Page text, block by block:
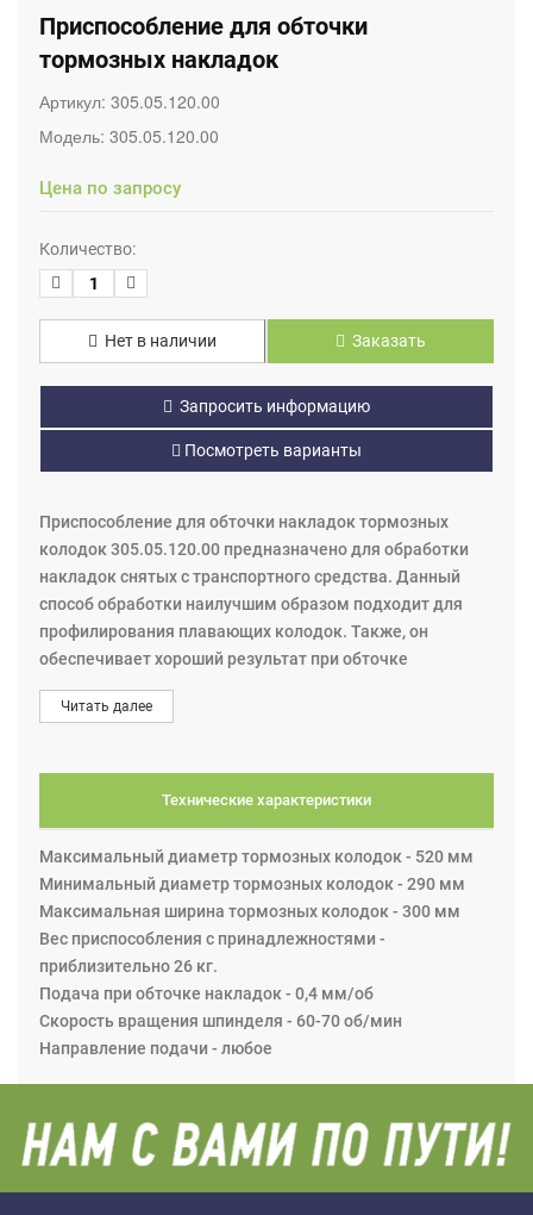
Приспособление для обточки
тормозных накладок
Артикул: 305.05.120.00
Модель: 305.05.120.00
Цена по запросу
Количество:
Нет в наличии Заказать
Запросить информацию
Посмотреть варианты
Приспособление для обточки накладок тормозных
колодок 305.05.120.00 предназначено для обработки
накладок снятых с транспортного средства. Данный
способ обработки наилучшим образом подходит для
профилирования плавающих колодок. Также, он
обеспечивает хороший результат при обточке
тормозных накладок, устанавливаемых на осях
Mercedes и MAN Truck (евро-оси).
на стенде, а затем на неё устанавливается комплект
тормозных колодок в сборе с накладками.
Комплект приспособления состоит из основной
планшайбы и комплекта крепежных принадлежностей.
Правила безопасности требуют использования
эффективной системы удаления пыли при проведении
такого рода работ. Особенно это касается обработки
тормозных накладок с содержанием асбеста.
Используемый пылеприемник должен соответствовать
всем необходимым требованиям.
Читать далее
Технические характеристики
Максимальный диаметр тормозных колодок - 520 мм
Минимальный диаметр тормозных колодок - 290 мм
Максимальная ширина тормозных колодок - 300 мм
Вес приспособления с принадлежностями -
приблизительно 26 кг.
Подача при обточке накладок - 0,4 мм/об
Скорость вращения шпинделя - 60-70 об/мин
Направление подачи - любое